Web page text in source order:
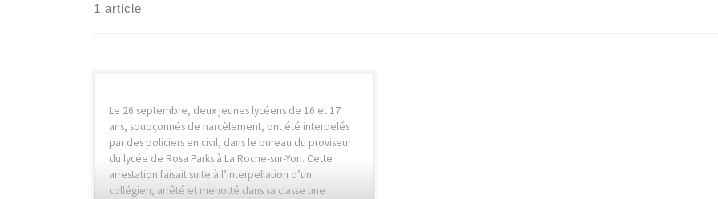
1 article
Le 26 septembre, deux jeunes lycéens de 16 et 17
ans, soupçonnés de harcèlement, ont été interpelés
par des policiers en civil, dans le bureau du proviseur
du lycée de Rosa Parks à La Roche-sur-Yon. Cette
arrestation faisait suite à l’interpellation d’un
collégien, arrêté et menotté dans sa classe une